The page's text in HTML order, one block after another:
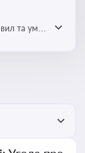
та умов